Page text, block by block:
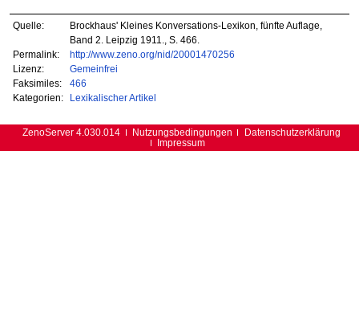
Quelle:
Brockhaus' Kleines Konversations-Lexikon, fünfte Auflage,
Band 2. Leipzig 1911., S. 466.
Permalink:
http://www.zeno.org/nid/20001470256
Lizenz:
Gemeinfrei
Faksimiles:
466
Kategorien:
Lexikalischer Artikel
ZenoServer 4.030.014 Nutzungsbedingungen
Datenschutzerklärung
Impressum